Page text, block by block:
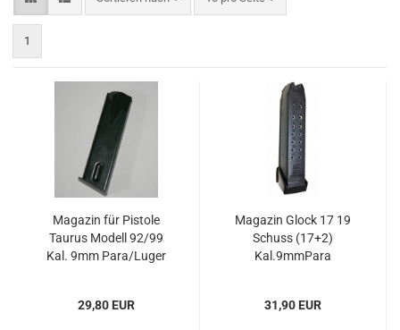
1
Magazin für Pistole
Taurus Modell 92/99
Kal. 9mm Para/Luger
29,80 EUR
Magazin Glock 17 19
Schuss (17+2)
Kal.9mmPara
31,90 EUR